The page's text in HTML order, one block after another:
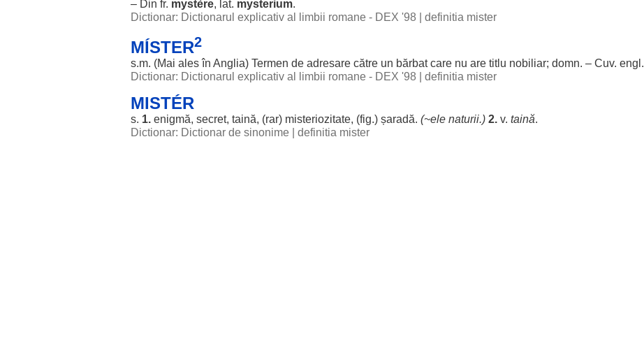
– Din fr. mystère, lat. mysterium.
Dictionar: Dictionarul explicativ al limbii romane - DEX '98
definitia mister
MÍSTER2
s.m. (Mai alesîn Anglia) Termen de adresare către un bărbatcare nu are titlu nobiliar; domn. – Cuv. engl.
Dictionar: Dictionarul explicativ al limbii romane - DEX '98
definitia mister
MISTÉR
s. 1. enigmă, secret, taină, (rar) misteriozitate, (fig.) șaradă. (~ele naturii.) 2. v. taină.
Dictionar: Dictionar de sinonime
definitia mister